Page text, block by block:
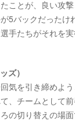
ことが、良い攻
5バックだった
手たちがそれを
ズ）
気を引き締めよ
、チームとして
の切り替えの場